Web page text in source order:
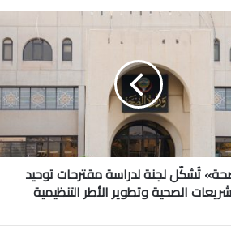
تُشكّل لجنة لدراسة مقترحات توحيد
الصحية وتطوير الأطر التنظيمية